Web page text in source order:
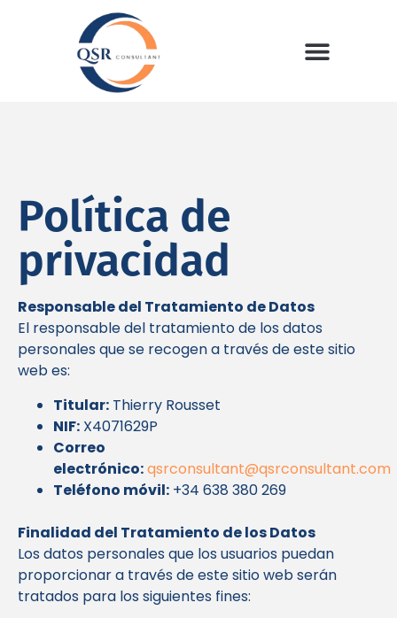
Política de
privacidad
Responsable del Tratamiento de Datos
El responsable del tratamiento de los datos
personales que se recogen a través de este sitio
web es:
Titular: Thierry Rousset
NIF: X4071629P
Correo
electrónico:qsrconsultant@qsrconsultant.com
Teléfono móvil: +34 638 380 269
Finalidad del Tratamiento de los Datos
Los datos personales que los usuarios puedan
proporcionar a través de este sitio web serán
tratados para los siguientes fines: